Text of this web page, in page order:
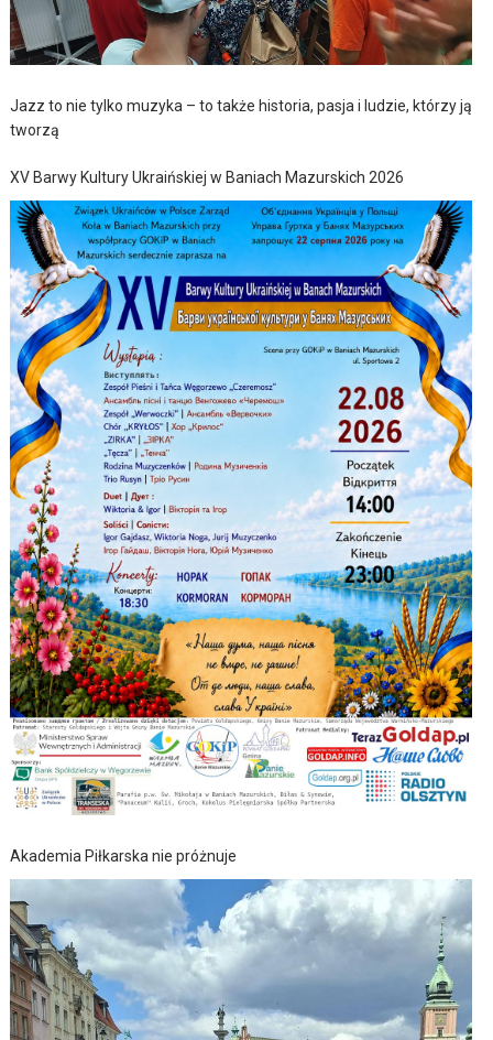
Jazz to nie tylko muzyka – to także historia, pasja i ludzie, którzy ją
tworzą
XV Barwy Kultury Ukraińskiej w Baniach Mazurskich 2026
Akademia Piłkarska nie próżnuje